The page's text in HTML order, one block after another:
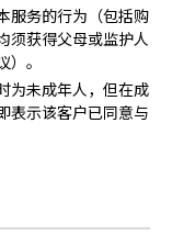
服务的行为（包括购
须获得父母或监护人
。
为未成年人，但在成
表示该客户已同意与